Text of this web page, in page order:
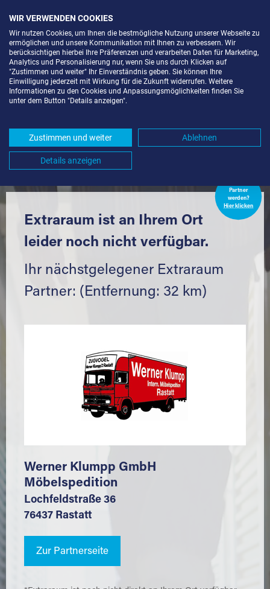
LAGERRAUM MIETEN IN
UMGEBUNG *
Komfortabel einlagern mit Extraraum
Partner
werden?
Hier klicken
Extraraum ist an Ihrem Ort
leider noch nicht verfügbar.
Ihr nächstgelegener Extraraum
Partner: (Entfernung: 32 km)
Werner Klumpp GmbH
Möbelspedition
Lochfeldstraße 36
76437 Rastatt
Zur Partnerseite
WIR VERWENDEN COOKIES
Wir nutzen Cookies, um Ihnen die bestmögliche Nutzung unserer Webseite zu
ermöglichen und unsere Kommunikation mit Ihnen zu verbessern. Wir
berücksichtigen hierbei Ihre Präferenzen und verarbeiten Daten für Marketing,
Analytics und Personalisierung nur, wenn Sie uns durch Klicken auf
"Zustimmen und weiter" Ihr Einverständnis geben. Sie können Ihre
Einwilligung jederzeit mit Wirkung für die Zukunft widerrufen. Weitere
Informationen zu den Cookies und Anpassungsmöglichkeiten finden Sie
unter dem Button "Details anzeigen".
Zustimmen und weiter Ablehnen
Details anzeigen